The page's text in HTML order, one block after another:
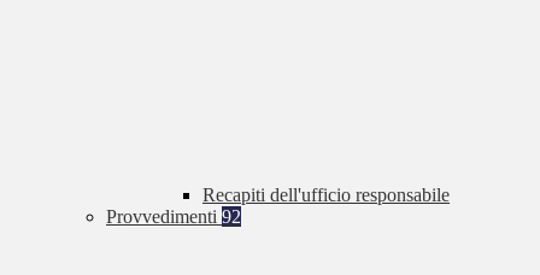
Recapiti dell'ufficio responsabile
Provvedimenti 92